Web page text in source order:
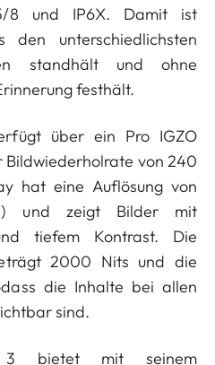
8 und IP6X. Damit ist
den unterschiedlichsten
standhält und ohne
festhält.
über ein Pro IGZO
Bildwiederholrate von 240
hat eine Auflösung von
und zeigt Bilder mit
tiefem Kontrast. Die
2000 Nits und die
die Inhalte bei allen
sind.
bietet mit seinem